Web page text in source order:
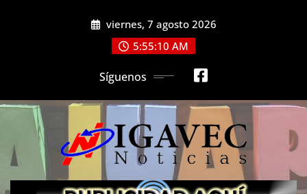
viernes, 7 agosto 2026
5:55:12 AM
Síguenos